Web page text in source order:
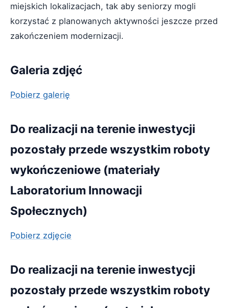
miejskich lokalizacjach, tak aby seniorzy mogli
korzystać z planowanych aktywności jeszcze przed
zakończeniem modernizacji.
Galeria zdjęć
Pobierz galerię
Do realizacji na terenie inwestycji
pozostały przede wszystkim roboty
wykończeniowe (materiały
Laboratorium Innowacji
Społecznych)
Pobierz zdjęcie
Do realizacji na terenie inwestycji
pozostały przede wszystkim roboty